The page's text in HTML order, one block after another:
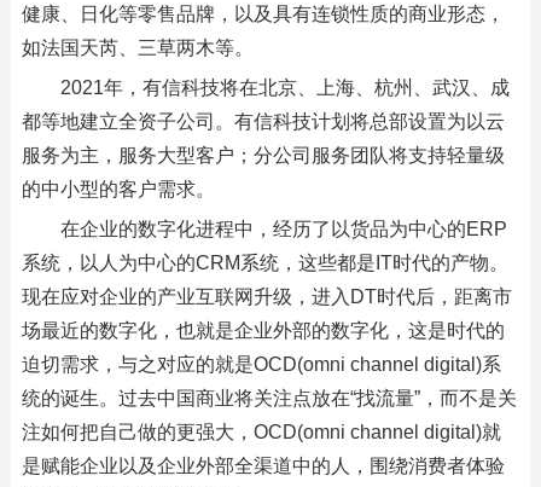
健康、日化等零售品牌，以及具有连锁性质的商业形态，
如法国天芮、三草两木等。
2021年，有信科技将在北京、上海、杭州、武汉、成
都等地建立全资子公司。有信科技计划将总部设置为以云
服务为主，服务大型客户；分公司服务团队将支持轻量级
的中小型的客户需求。
在企业的数字化进程中，经历了以货品为中心的ERP
系统，以人为中心的CRM系统，这些都是IT时代的产物。
现在应对企业的产业互联网升级，进入DT时代后，距离市
场最近的数字化，也就是企业外部的数字化，这是时代的
迫切需求，与之对应的就是OCD(omni channel digital)系
统的诞生。过去中国商业将关注点放在“找流量”，而不是关
注如何把自己做的更强大，OCD(omni channel digital)就
是赋能企业以及企业外部全渠道中的人，围绕消费者体验